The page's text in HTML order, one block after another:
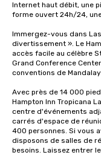
Internet haut débit, une
forme ouvert 24h/24,
Immergez-vous dans
divertissement ». Le
accès facile au célèbre
Grand Conference
conventions de Mandalay
Avec près de 14 000
Hampton Inn Tropicana
centre d'événements
carrés d'espace de
400 personnes. Si vous
disposons de salles de
besoins. Laissez entrer